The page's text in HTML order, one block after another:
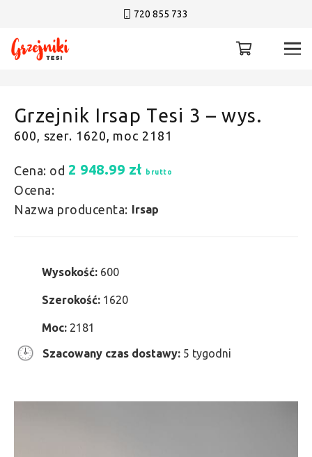
720 855 733
Grzejnik Irsap Tesi 3 – wys.
600, szer. 1620, moc 2181
Cena: od 2 948.99 zł brutto
Ocena:
Nazwa producenta: Irsap
Wysokość: 600
Szerokość: 1620
Moc: 2181
Szacowany czas dostawy: 5 tygodni